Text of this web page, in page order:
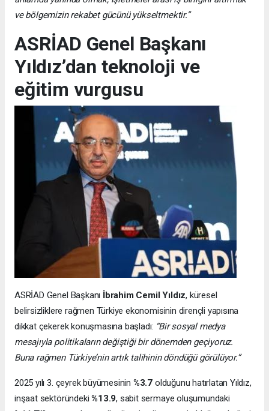
ve bölgemizin rekabet gücünü yükseltmektir.”
ASRİAD Genel Başkanı
Yıldız’dan teknoloji ve
eğitim vurgusu
ASRİAD Genel Başkanı İbrahim Cemil Yıldız, küresel
belirsizliklere rağmen Türkiye ekonomisinin dirençli yapısına
dikkat çekerek konuşmasına başladı: “Bir sosyal medya
mesajıyla politikaların değiştiği bir dönemden geçiyoruz.
Buna rağmen Türkiye’nin artık talihinin döndüğü görülüyor.”
2025 yılı 3. çeyrek büyümesinin %3.7 olduğunu hatırlatan Yıldız,
inşaat sektöründeki%13.9, sabit sermaye oluşumundaki